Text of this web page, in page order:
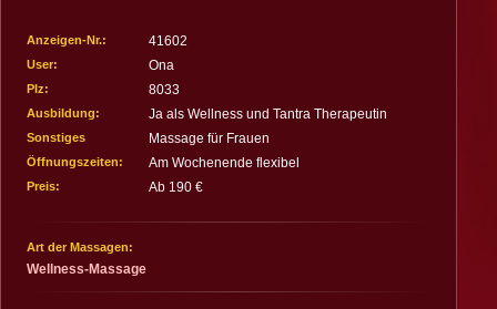
Anzeigen-Nr.: 41602
User: Ona
Plz: 8033
Ausbildung: Ja als Wellness und Tantra Therapeutin
Sonstiges Massage für Frauen
Öffnungszeiten: Am Wochenende flexibel
Preis: Ab 190 €
Art der Massagen:
Wellness-Massage